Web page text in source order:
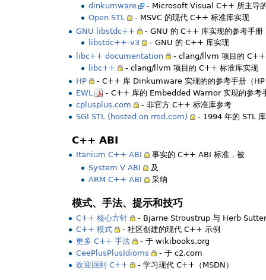
dinkumware
- Microsoft Visual C++ 所主导
Open STL
- MSVC 的现代 C++ 标准库实现
GNU libstdc++
- GNU 的 C++ 库实现的参考手册
libstdc++-v3
- GNU 的 C++ 库实现
libc++ documentation
- clang/llvm 项目的 C++
libc++
- clang/llvm 项目的 C++ 标准库实现
HP
- C++ 库 Dinkumware 实现的的参考手册（HP
EWL
- C++ 库的 Embedded Warrior 实现的参考
cplusplus.com
- 非官方 C++ 标准库参考
SGI STL (hosted on rrsd.com)
- 1994 年的 STL
C++ ABI
Itanium C++ ABI
事实的 C++ ABI 标准，被
System V ABI
及
ARM C++ ABI
采纳
模式、手法、提示和技巧
C++ 核心方针
- Bjarne Stroustrup 与 Herb
C++ 模式
- 社区创建的现代 C++ 示例
更多 C++ 手法
- 于 wikibooks.org
CeePlusPlusIdioms
- 于 c2.com
欢迎回到 C++
- 学习现代 C++（MSDN）